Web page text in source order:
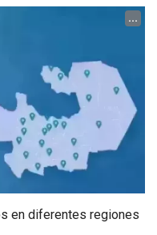
...
en diferentes regiones